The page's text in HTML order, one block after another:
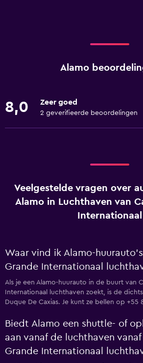
Alamo
8,0 Zeer goed
2 geverifieerde beoordelingen
Veelgestelde vragen over
Alamo in Luchthaven van
Internationaal
Waar vind ik Alamo-
Grande Internationaal
Als je een Alamo-huurauto in de buurt van
Internationaal luchthaven zoekt, is de
Duque De Caxias. Je kunt ze bellen op +55
Biedt Alamo een shuttle- of
aan vanaf de luchthaven
Grande Internationaal